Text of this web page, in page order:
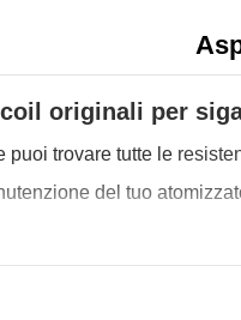
originali per
puoi trovare tutte le
del tuo